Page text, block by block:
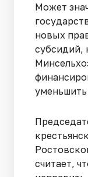
Может
новых
субсидий,
уменьшить
считает,